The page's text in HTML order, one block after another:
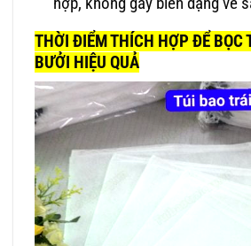
THỜI ĐIỂM THÍCH HỢP ĐỂ BỌC
BƯỞI HIỆU QUẢ